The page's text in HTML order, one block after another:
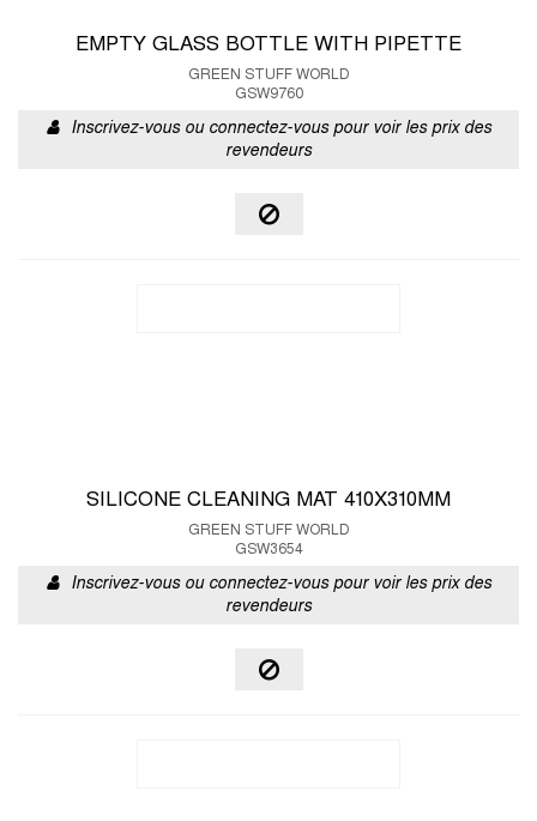
EMPTY GLASS BOTTLE WITH PIPETTE
GREEN STUFF WORLD
GSW9760
Inscrivez-vous ou connectez-vous pour voir les prix des
revendeurs
SILICONE CLEANING MAT 410X310MM
GREEN STUFF WORLD
GSW3654
Inscrivez-vous ou connectez-vous pour voir les prix des
revendeurs